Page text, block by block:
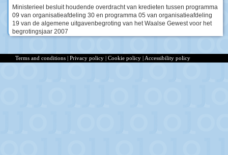
Ministerieel besluit houdende overdracht van kredieten tussen programma
09 van organisatieafdeling 30 en programma 05 van organisatieafdeling
19 van de algemene uitgavenbegroting van het Waalse Gewest voor het
begrotingsjaar 2007
Terms and conditions | Privacy policy | Cookie policy | Accessibility policy